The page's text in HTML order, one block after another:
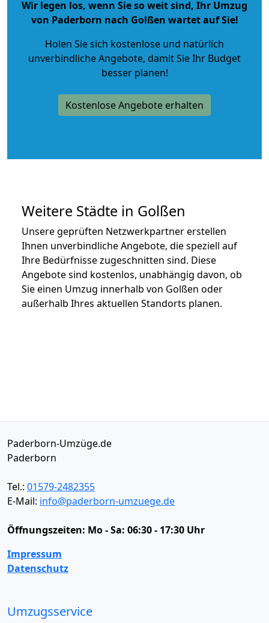
Wir legen los, wenn Sie so weit sind, Ihr Umzug
von Paderborn nach Golßen wartet auf Sie!
Holen Sie sich kostenlose und natürlich
unverbindliche Angebote, damit Sie Ihr Budget
besser planen!
Kostenlose Angebote erhalten
Weitere Städte in Golßen
Unsere geprüften Netzwerkpartner erstellen
Ihnen unverbindliche Angebote, die speziell auf
Ihre Bedürfnisse zugeschnitten sind. Diese
Angebote sind kostenlos, unabhängig davon, ob
Sie einen Umzug innerhalb von Golßen oder
außerhalb Ihres aktuellen Standorts planen.
Paderborn-Umzüge.de
Paderborn
Tel.: 01579-2482355
E-Mail: info@paderborn-umzuege.de
Öffnungszeiten: Mo - Sa: 06:30 - 17:30 Uhr
Impressum
Datenschutz
Umzugsservice